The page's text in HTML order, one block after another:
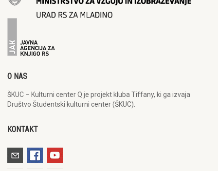
O NAS
ŠKUC – Kulturni center Q je projekt kluba Tiffany, ki ga izvaja
Društvo Študentski kulturni center (ŠKUC).
KONTAKT